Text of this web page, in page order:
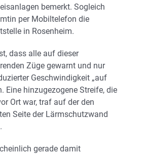
bemerkt. Sogleich
per Mobiltelefon die
in Rosenheim.
dass alle auf dieser
Züge gewarnt und nur
Geschwindigkeit „auf
Eine hinzugezogene Streife, die
Ort war, traf auf der den
Seite der Lärmschutzwand
gerade damit